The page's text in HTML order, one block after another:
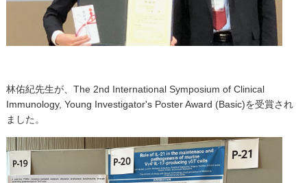
林佑紀先生が、 The 2nd International Symposium of Clinical
Immunology, Young Investigator's Poster Award (Basic)を受賞され
ました。